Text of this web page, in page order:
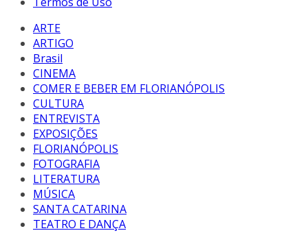
ARTE
ARTIGO
Brasil
CINEMA
COMER E BEBER EM FLORIANÓPOLIS
CULTURA
ENTREVISTA
EXPOSIÇÕES
FLORIANÓPOLIS
FOTOGRAFIA
LITERATURA
MÚSICA
SANTA CATARINA
TEATRO E DANÇA